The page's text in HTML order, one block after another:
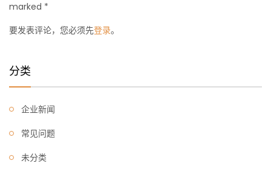
marked *
要发表评论，您必须先登录。
分类
企业新闻
常见问题
未分类